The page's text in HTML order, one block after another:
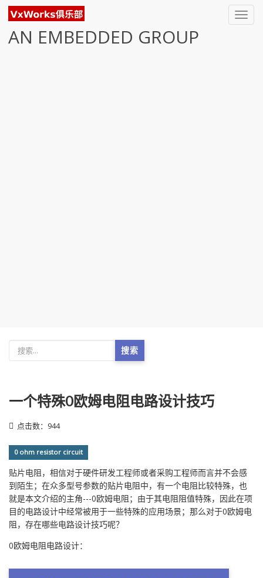
AN EMBEDDED GROUP
搜索
一个特殊0欧姆电阻电路设计技巧
点击数：944
0 ohm resistor circuit
贴片电阻，相信对于硬件研发工程师或者采购工程师而言并不会感
到陌生；在众多型号参数的贴片电阻中，有一个电阻比较特殊，也
就是本文介绍的主角---0欧姆电阻；由于其电阻阻值特殊，因此在项
目的电路设计中经常被用于一些特殊的应用场景；那么对于0欧姆电
阻，存在哪些电路设计技巧呢？
0欧姆电阻电路设计：